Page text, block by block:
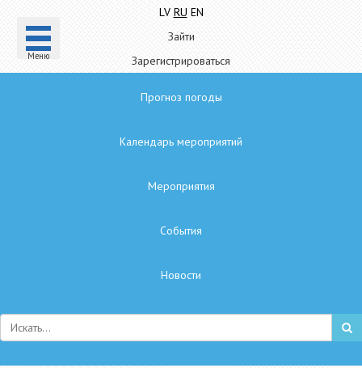
Mеню
LV RU EN
Зайти
Зарегистрироваться
Прогноз погоды
Календарь мероприятий
Мероприятия
Cобытия
Hовости